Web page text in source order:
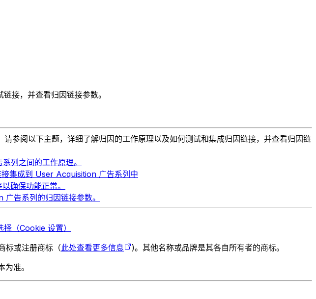
接，并查看归因链接参数。
参阅以下主题，详细了解归因的工作原理以及如何测试和集成归因链接，并查看归因链
列之间的工作原理。
集成到 User Acquisition 广告系列中
确保功能正常。
告系列的归因链接参数。
择（Cookie 设置）
标或注册商标（此处查看更多信息
)。其他名称或品牌是其各自所有者的商标。
准。